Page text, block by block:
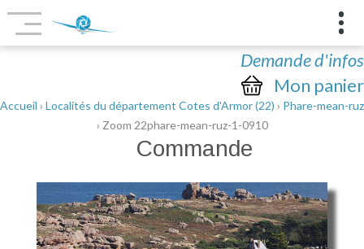
Demande d'infos
Mon panier
Accueil › Localités du département Cotes d'Armor (22) › Phare-mean-ruz
› Zoom 22phare-mean-ruz-1-0910
Commande